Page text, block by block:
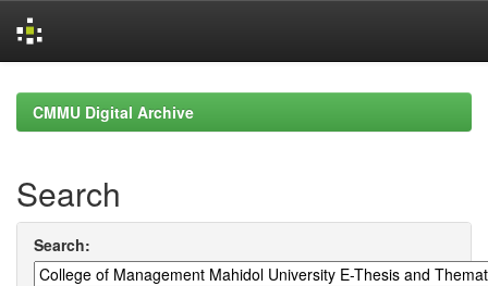
navigationCMMU Digital Archive
Search
Search: